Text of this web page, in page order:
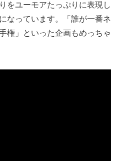
をユーモアたっぷりに表現し
なっています。「誰が一番ネ
権」といった企画もめっちゃ